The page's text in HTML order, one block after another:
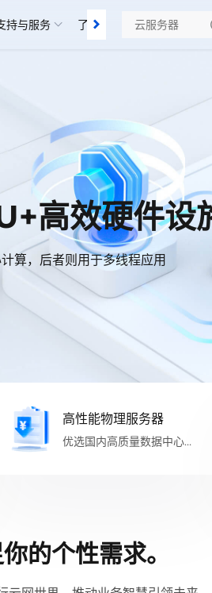
持与服务
了解我们
高效硬件设
算，后者则用于多线程应用
高性能物理服务器
优选国内高质量数据中心提
的个性需求。